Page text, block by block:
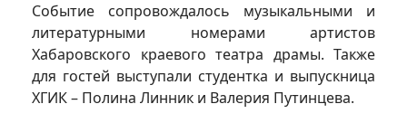
Событие сопровождалось музыкальными и
литературными номерами артистов
Хабаровского краевого театра драмы. Также
для гостей выступали студентка и выпускница
ХГИК – Полина Линник и Валерия Путинцева.